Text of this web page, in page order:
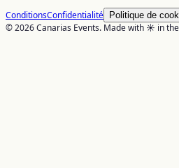
ConditionsConfidentialité Politique de
© 2026 Canarias Events. Made with ☀️ in